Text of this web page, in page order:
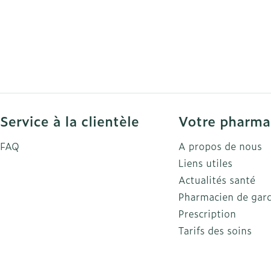
Service à la clientèle
FAQ
Votre
A propos de nous
Liens utiles
Actualités santé
Pharmacien de
Prescription
Tarifs des soins